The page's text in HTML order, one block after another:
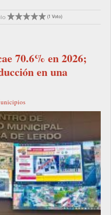
(1 Voto)
70.6% en 2026;
en una